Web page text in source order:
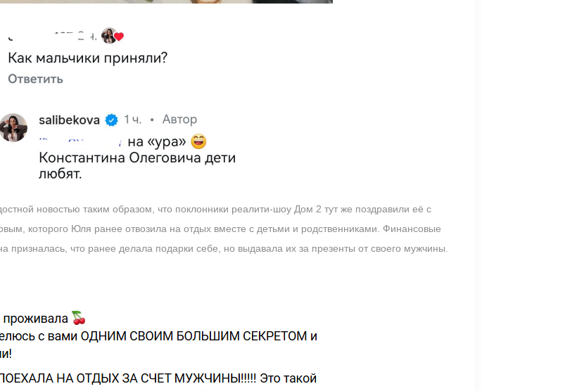
новостью таким образом, что поклонники реалити-шоу Дом 2 тут же поздравили её с
которого Юля ранее отвозила на отдых вместе с детьми и родственниками. Финансовые
что ранее делала подарки себе, но выдавала их за презенты от своего мужчины.